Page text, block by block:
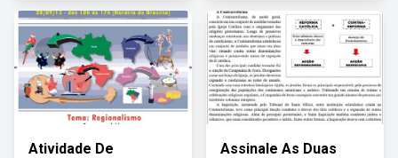
Atividade De Assinale As Duas